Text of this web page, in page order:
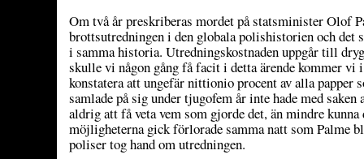
Om två år preskriberas mordet på statsminister Olof
brottsutredningen i den globala polishistorien och det
i samma historia. Utredningskostnaden uppgår till
skulle vi någon gång få facit i detta ärende kommer vi
konstatera att ungefär nittionio procent av alla papper
samlade på sig under tjugofem år inte hade med
aldrig att få veta vem som gjorde det, än mindre kunna
möjligheterna gick förlorade samma natt som Palme
poliser tog hand om utredningen.